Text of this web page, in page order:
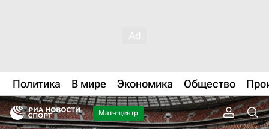
Политика В мире Экономика Общество
Матч-центр